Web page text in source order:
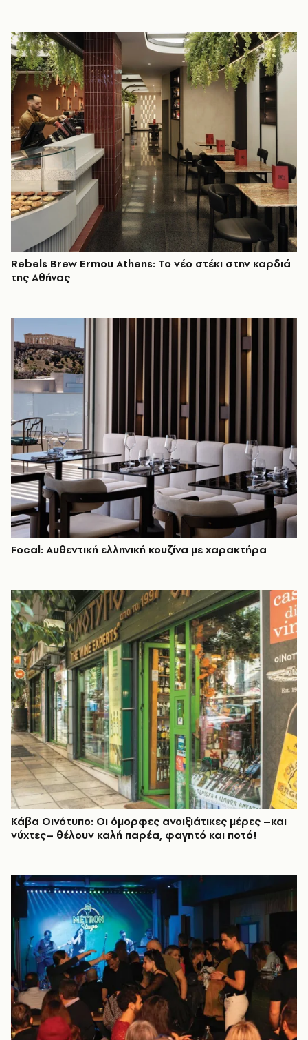
Rebels Brew Εrmou Athens: Το νέο στέκι στην καρδιά
της Αθήνας
Focal: Αυθεντική ελληνική κουζίνα με χαρακτήρα
Κάβα Οινότυπο: Οι όμορφες ανοιξιάτικες μέρες –και
νύχτες– θέλουν καλή παρέα, φαγητό και ποτό!